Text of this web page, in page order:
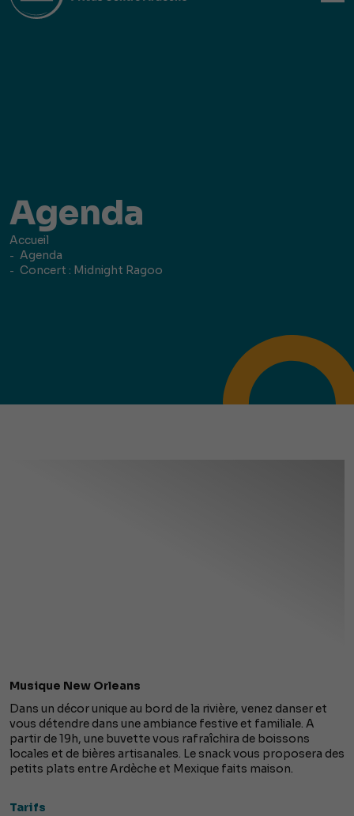
Agenda
Accueil
Agenda
Concert : Midnight Ragoo
Musique New Orleans
Dans un décor unique au bord de la rivière, venez danser et
vous détendre dans une ambiance festive et familiale. A
partir de 19h, une buvette vous rafraîchira de boissons
locales et de bières artisanales. Le snack vous proposera des
petits plats entre Ardèche et Mexique faits maison.
Tarifs